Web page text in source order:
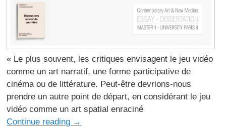
« Le plus souvent, les critiques envisagent le jeu vidéo
comme un art narratif, une forme participative de
cinéma ou de littérature. Peut-être devrions-nous
prendre un autre point de départ, en considérant le jeu
vidéo comme un art spatial enraciné
Continue reading →